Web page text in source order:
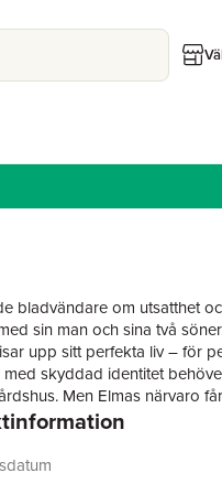
bladvändare om utsatthet
sin man och sina två
upp sitt perfekta liv – för
med skyddad identitet
Men Elmas närvaro
påminner henne om de
är som om någon iakttar
en gång hotade att